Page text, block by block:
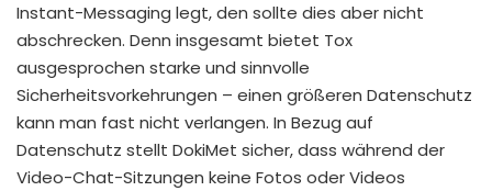
Instant-Messaging legt, den sollte dies aber nicht
abschrecken. Denn insgesamt bietet Tox
ausgesprochen starke und sinnvolle
Sicherheitsvorkehrungen – einen größeren Datenschutz
kann man fast nicht verlangen. In Bezug auf
Datenschutz stellt DokiMet sicher, dass während der
Video-Chat-Sitzungen keine Fotos oder Videos